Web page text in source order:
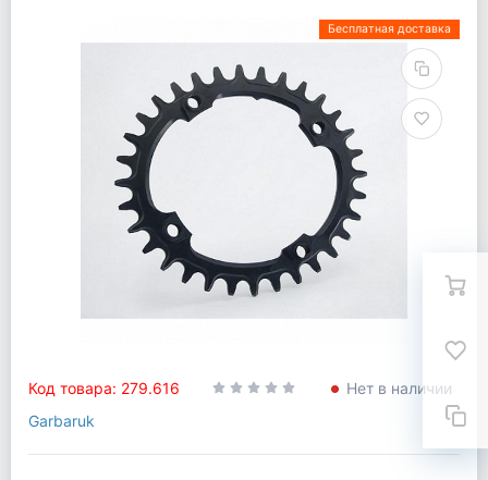
Бесплатная доставка
Код товара: 279.616
Нет в наличии
Garbaruk